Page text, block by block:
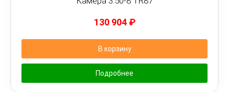
130 904 ₽
В корзину
Подробнее